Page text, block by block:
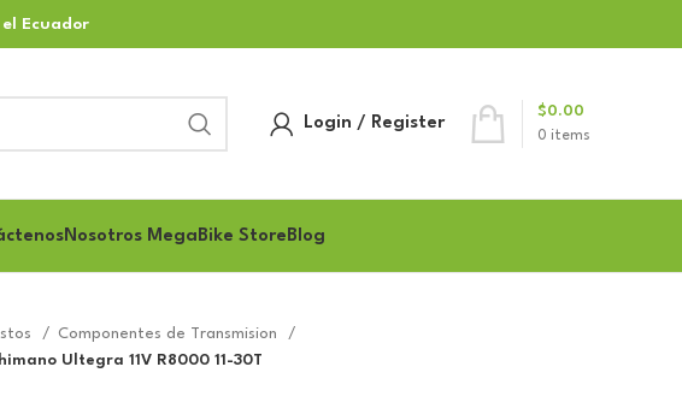
Ecuador
Login / Register
0 items
$0.00
Nosotros MegaBike Store Blog
Componentes de Transmision
Ultegra 11V R8000 11-30T